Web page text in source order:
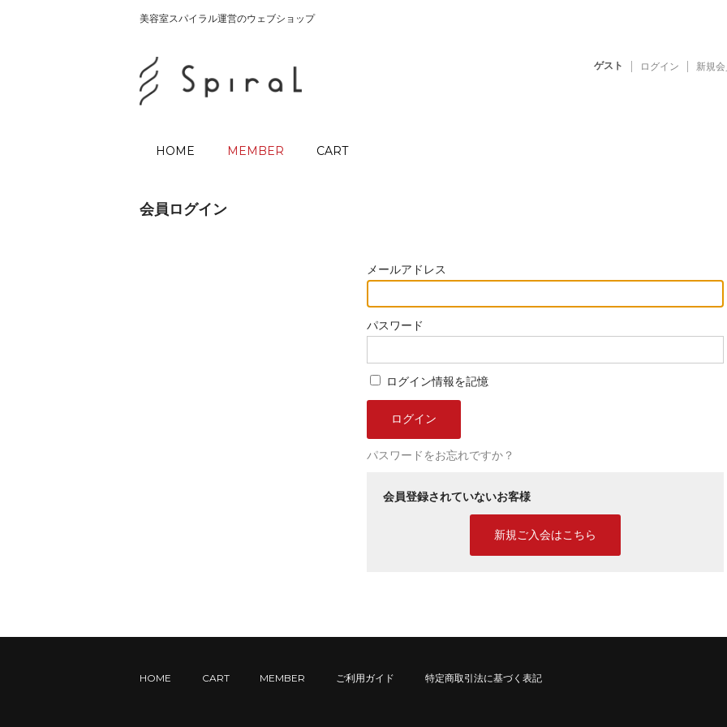
美容室スパイラル運営のウェブショップ
ゲスト ログイン 新規
HOME MEMBER CART
会員ログイン
メールアドレス
パスワード
ログイン情報を記憶
パスワードをお忘れですか？
会員登録されていないお客様
新規ご入会はこちら
HOME CART MEMBER ご利用ガイド 特定商取引法に基づく表記